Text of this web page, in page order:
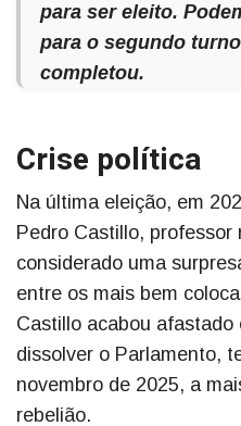
para ser eleito.
para o segundo
completou.
Crise política
Na última eleição, em
Pedro Castillo, professor
considerado uma
entre os mais bem
Castillo acabou
dissolver o Parlamento,
novembro de 2025, a
rebelião.